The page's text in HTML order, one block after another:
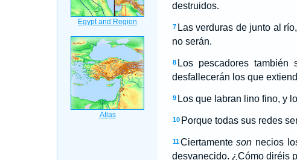
destruidos.
7 Las verduras de junto al
no serán.
8 Los pescadores
desfallecerán los que
9 Los que labran lino fino, y
10 Porque todas sus redes
11 Ciertamenteson necios
desvanecido. ¿Cómo diréis